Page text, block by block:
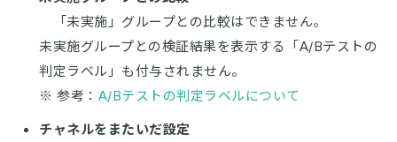
「未実施」グループとの比較はできません。
未実施グループとの検証結果を表示する「A/Bテストの
判定ラベル」も付与されません。
※ 参考： A/Bテストの判定ラベルについて
チャネルをまたいだ設定